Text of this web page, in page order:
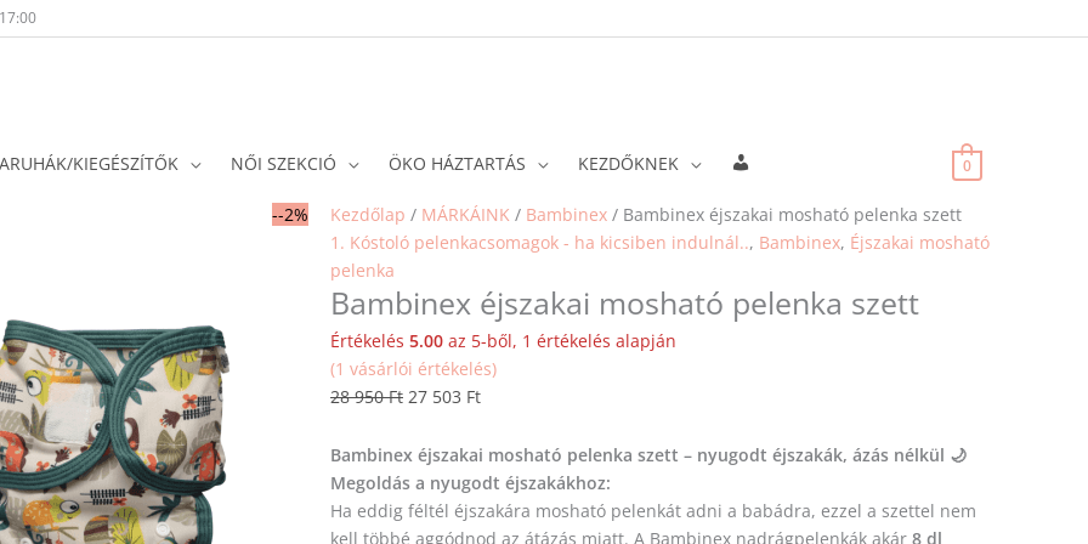
KIEGÉSZÍTŐK NŐI SZEKCIÓ ÖKO HÁZTARTÁS KEZDŐKNEK 0
--2% Kezdőlap / MÁRKÁINK / Bambinex / Bambinex éjszakai mosható pelenka szett
1. Kóstoló pelenkacsomagok - ha kicsiben indulnál.., Bambinex, Éjszakai mosható
pelenka
Bambinex éjszakai mosható pelenka szett
Értékelés 5.00 az 5-ből, 1 értékelés alapján
(1 vásárlói értékelés)
28 950Ft
Original
price
28
27 503 Ft
Current
price
27
503 Ft.
Bambinex éjszakai mosható pelenka szett – nyugodt éjszakák, ázás nélkül 🌙
Megoldás a nyugodt éjszakákhoz:
Ha eddig féltél éjszakára mosható pelenkát adni a babádra, ezzel a szettel nem
kell többé aggódnod az átázás miatt. A Bambinex nadrágpelenkák akár 8 dl